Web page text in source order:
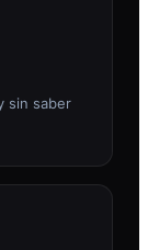
sin saber